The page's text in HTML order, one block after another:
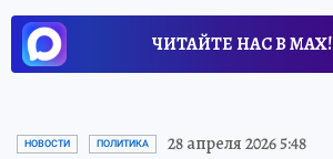
ЧИТАЙТЕ НАС В МАХ!
НОВОСТИ ПОЛИТИКА 28 апреля 2026 5:48